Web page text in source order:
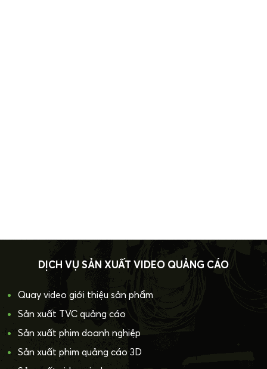
DỊCH VỤ SẢN XUẤT VIDEO QUẢNG CÁO
Quay video giới thiệu sản phẩm
Sản xuất TVC quảng cáo
Sản xuất phim doanh nghiệp
Sản xuất phim quảng cáo 3D